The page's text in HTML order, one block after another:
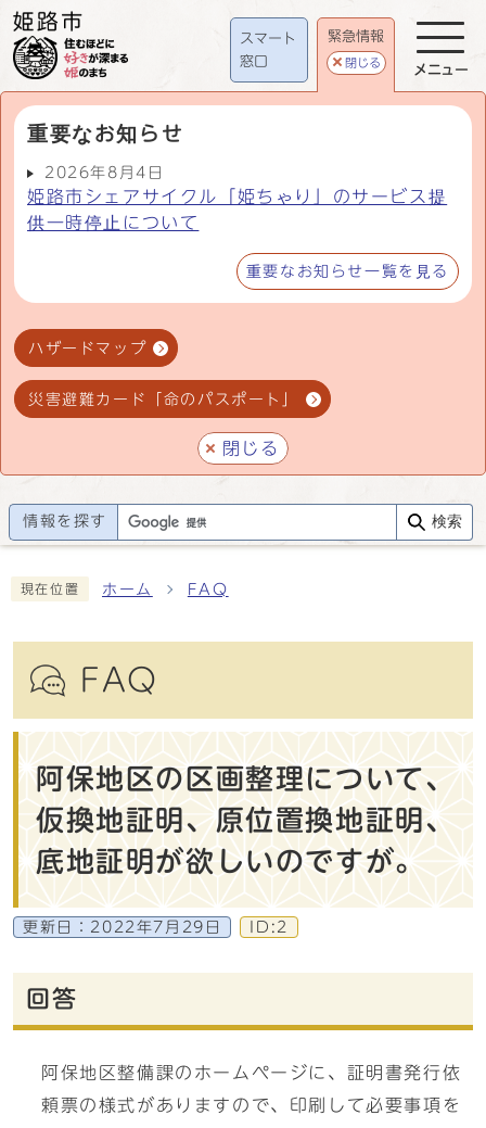
スマート
窓口
緊急情報
閉じる
重要なお知らせ
2026年8月4日
姫路市シェアサイクル「姫ちゃり」のサービス提
供一時停止について
重要なお知らせ一覧を見る
ハザードマップ
災害避難カード「命のパスポート」
閉じる
メニュー
情報を探す 検索
現在位置 ホーム FAQ
FAQ
阿保地区の区画整理について、
仮換地証明、原位置換地証明、
底地証明が欲しいのですが。
更新日： 2022年7月29日 ID:2
回答
阿保地区整備課のホームページに、証明書発行依
頼票の様式がありますので、印刷して必要事項を